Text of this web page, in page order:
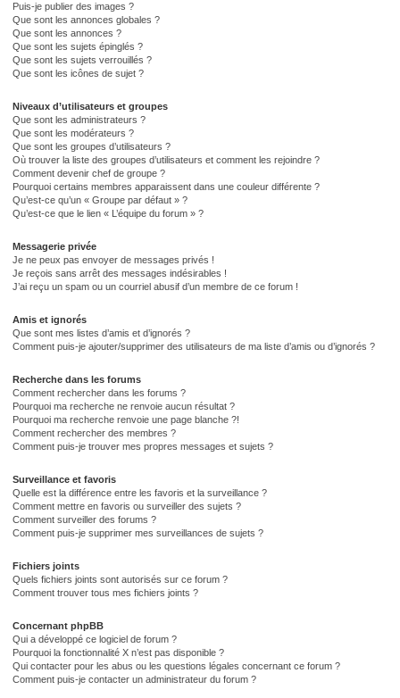
Puis-je publier des images ?
Que sont les annonces globales ?
Que sont les annonces ?
Que sont les sujets épinglés ?
Que sont les sujets verrouillés ?
Que sont les icônes de sujet ?
Niveaux d’utilisateurs et groupes
Que sont les administrateurs ?
Que sont les modérateurs ?
Que sont les groupes d’utilisateurs ?
Où trouver la liste des groupes d’utilisateurs et comment les rejoindre ?
Comment devenir chef de groupe ?
Pourquoi certains membres apparaissent dans une couleur différente ?
Qu’est-ce qu’un « Groupe par défaut » ?
Qu’est-ce que le lien « L’équipe du forum » ?
Messagerie privée
Je ne peux pas envoyer de messages privés !
Je reçois sans arrêt des messages indésirables !
J’ai reçu un spam ou un courriel abusif d’un membre de ce forum !
Amis et ignorés
Que sont mes listes d’amis et d’ignorés ?
Comment puis-je ajouter/supprimer des utilisateurs de ma liste d’amis ou d’ignorés ?
Recherche dans les forums
Comment rechercher dans les forums ?
Pourquoi ma recherche ne renvoie aucun résultat ?
Pourquoi ma recherche renvoie une page blanche ?!
Comment rechercher des membres ?
Comment puis-je trouver mes propres messages et sujets ?
Surveillance et favoris
Quelle est la différence entre les favoris et la surveillance ?
Comment mettre en favoris ou surveiller des sujets ?
Comment surveiller des forums ?
Comment puis-je supprimer mes surveillances de sujets ?
Fichiers joints
Quels fichiers joints sont autorisés sur ce forum ?
Comment trouver tous mes fichiers joints ?
Concernant phpBB
Qui a développé ce logiciel de forum ?
Pourquoi la fonctionnalité X n’est pas disponible ?
Qui contacter pour les abus ou les questions légales concernant ce forum ?
Comment puis-je contacter un administrateur du forum ?